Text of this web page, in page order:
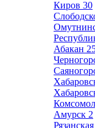
Киров 30
Абакан
Амурск 2